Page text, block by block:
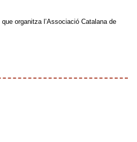
que organitza l’Associació Catalana de